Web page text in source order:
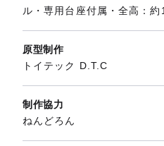
ル・専用台座付属・全高：
原型制作
トイテック D.T.C
制作協力
ねんどろん